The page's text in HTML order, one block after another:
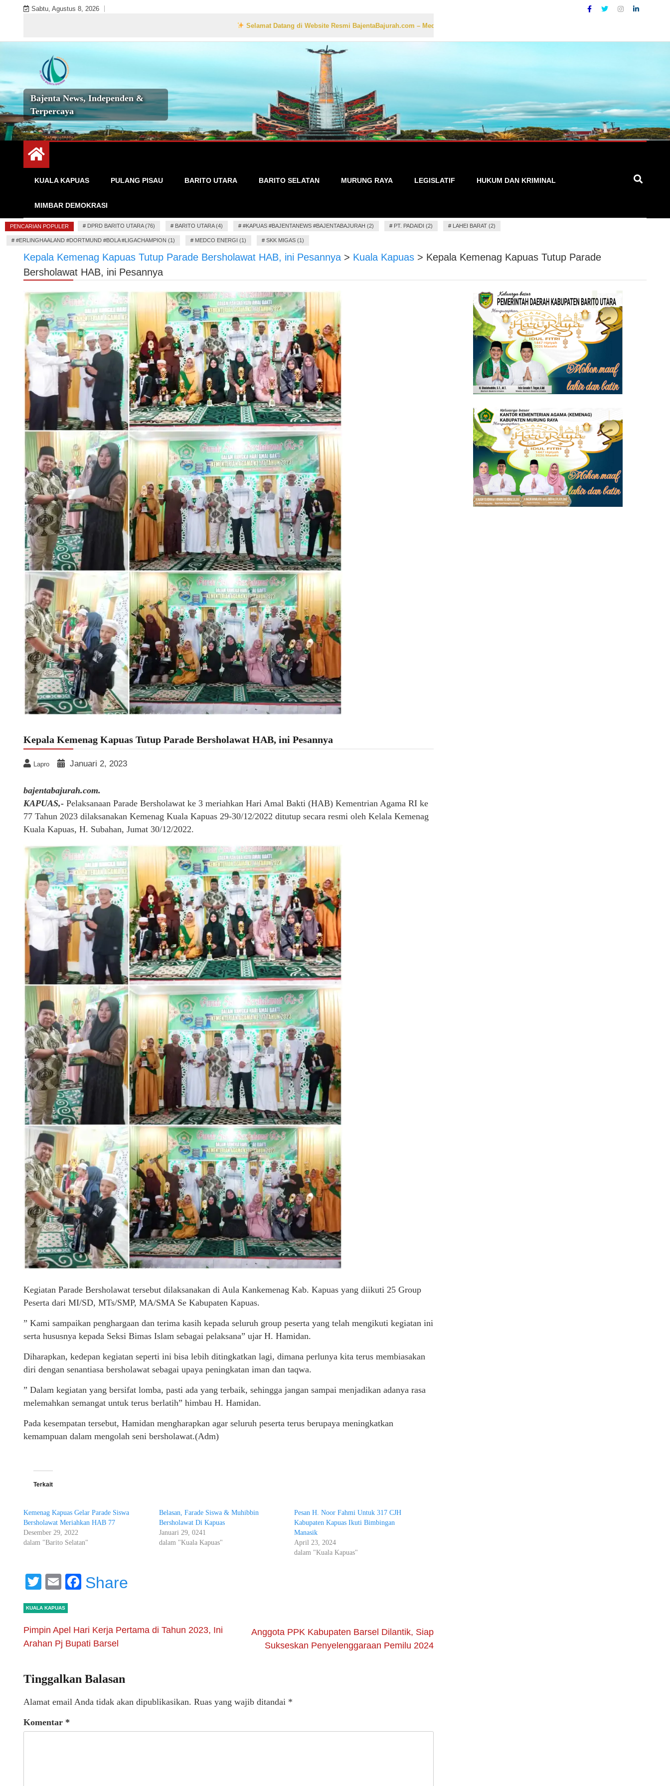
Sabtu, Agustus 8, 2026
Selamat Datang di Website Resmi BajentaBajurah.com – Media Informasi Lokal yang Akurat, Cepat, dan Terpercaya
Bajenta News, Independen &
Terpercaya
KUALA KAPUAS PULANG PISAU BARITO UTARA BARITO SELATAN MURUNG RAYA LEGISLATIF HUKUM DAN KRIMINAL
MIMBAR DEMOKRASI
PENCARIAN POPULER # DPRD BARITO UTARA (76) # BARITO UTARA (4) # #KAPUAS #BAJENTANEWS #BAJENTABAJURAH (2) # PT. PADAIDI (2) # LAHEI BARAT (2)
# #ERLINGHAALAND #DORTMUND #BOLA #LIGACHAMPION (1) # MEDCO ENERGI (1) # SKK MIGAS (1)
Kepala Kemenag Kapuas Tutup Parade Bersholawat HAB, ini Pesannya > Kuala Kapuas > Kepala Kemenag Kapuas Tutup Parade
Bersholawat HAB, ini Pesannya
Kepala Kemenag Kapuas Tutup Parade Bersholawat HAB, ini Pesannya
Lapro Januari 2, 2023
bajentabajurah.com.
KAPUAS,- Pelaksanaan Parade Bersholawat ke 3 meriahkan Hari Amal Bakti (HAB) Kementrian Agama RI ke
77 Tahun 2023 dilaksanakan Kemenag Kuala Kapuas 29-30/12/2022 ditutup secara resmi oleh Kelala Kemenag
Kuala Kapuas, H. Subahan, Jumat 30/12/2022.
Kegiatan Parade Bersholawat tersebut dilaksanakan di Aula Kankemenag Kab. Kapuas yang diikuti 25 Group
Peserta dari MI/SD, MTs/SMP, MA/SMA Se Kabupaten Kapuas.
” Kami sampaikan penghargaan dan terima kasih kepada seluruh group peserta yang telah mengikuti kegiatan ini
serta hususnya kepada Seksi Bimas Islam sebagai pelaksana” ujar H. Hamidan.
Diharapkan, kedepan kegiatan seperti ini bisa lebih ditingkatkan lagi, dimana perlunya kita terus membiasakan
diri dengan senantiasa bersholawat sebagai upaya peningkatan iman dan taqwa.
” Dalam kegiatan yang bersifat lomba, pasti ada yang terbaik, sehingga jangan sampai menjadikan adanya rasa
melemahkan semangat untuk terus berlatih” himbau H. Hamidan.
Pada kesempatan tersebut, Hamidan mengharapkan agar seluruh peserta terus berupaya meningkatkan
kemampuan dalam mengolah seni bersholawat.(Adm)
Terkait
Kemenag Kapuas Gelar Parade Siswa
Bersholawat Meriahkan HAB 77
Desember 29, 2022
dalam "Barito Selatan"
Belasan, Farade Siswa & Muhibbin
Bersholawat Di Kapuas
Januari 29, 0241
dalam "Kuala Kapuas"
Pesan H. Noor Fahmi Untuk 317 CJH
Kabupaten Kapuas Ikuti Bimbingan
Manasik
April 23, 2024
dalam "Kuala Kapuas"
Twitter
EmailFacebook
Share
KUALA KAPUAS
Pimpin Apel Hari Kerja Pertama di Tahun 2023, Ini
Arahan Pj Bupati Barsel
Anggota PPK Kabupaten Barsel Dilantik, Siap
Sukseskan Penyelenggaraan Pemilu 2024
Tinggalkan Balasan
Alamat email Anda tidak akan dipublikasikan. Ruas yang wajib ditandai *
Komentar *